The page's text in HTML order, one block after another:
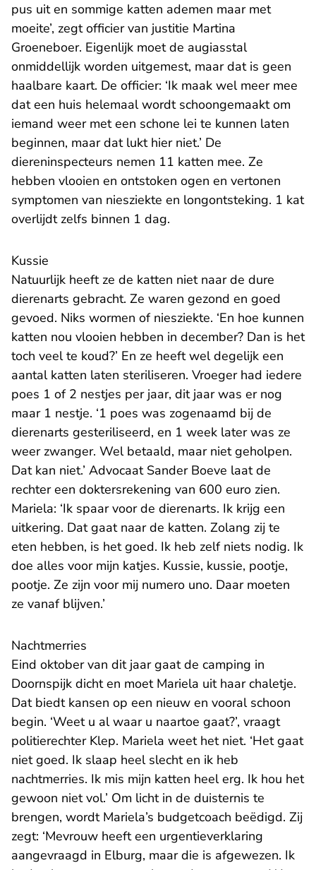
pus uit en sommige katten ademen maar met
moeite’, zegt officier van justitie Martina
Groeneboer. Eigenlijk moet de augiasstal
onmiddellijk worden uitgemest, maar dat is geen
haalbare kaart. De officier: ‘Ik maak wel meer mee
dat een huis helemaal wordt schoongemaakt om
iemand weer met een schone lei te kunnen laten
beginnen, maar dat lukt hier niet.’ De
diereninspecteurs nemen 11 katten mee. Ze
hebben vlooien en ontstoken ogen en vertonen
symptomen van niesziekte en longontsteking. 1 kat
overlijdt zelfs binnen 1 dag.
Kussie
Natuurlijk heeft ze de katten niet naar de dure
dierenarts gebracht. Ze waren gezond en goed
gevoed. Niks wormen of niesziekte. ‘En hoe kunnen
katten nou vlooien hebben in december? Dan is het
toch veel te koud?’ En ze heeft wel degelijk een
aantal katten laten steriliseren. Vroeger had iedere
poes 1 of 2 nestjes per jaar, dit jaar was er nog
maar 1 nestje. ‘1 poes was zogenaamd bij de
dierenarts gesteriliseerd, en 1 week later was ze
weer zwanger. Wel betaald, maar niet geholpen.
Dat kan niet.’ Advocaat Sander Boeve laat de
rechter een doktersrekening van 600 euro zien.
Mariela: ‘Ik spaar voor de dierenarts. Ik krijg een
uitkering. Dat gaat naar de katten. Zolang zij te
eten hebben, is het goed. Ik heb zelf niets nodig. Ik
doe alles voor mijn katjes. Kussie, kussie, pootje,
pootje. Ze zijn voor mij numero uno. Daar moeten
ze vanaf blijven.’
Nachtmerries
Eind oktober van dit jaar gaat de camping in
Doornspijk dicht en moet Mariela uit haar chaletje.
Dat biedt kansen op een nieuw en vooral schoon
begin. ‘Weet u al waar u naartoe gaat?’, vraagt
politierechter Klep. Mariela weet het niet. ‘Het gaat
niet goed. Ik slaap heel slecht en ik heb
nachtmerries. Ik mis mijn katten heel erg. Ik hou het
gewoon niet vol.’ Om licht in de duisternis te
brengen, wordt Mariela’s budgetcoach beëdigd. Zij
zegt: ‘Mevrouw heeft een urgentieverklaring
aangevraagd in Elburg, maar die is afgewezen. Ik